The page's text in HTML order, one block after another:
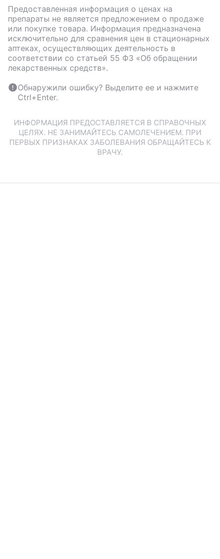
Предоставленная информация о ценах на
препараты не является предложением о продаже
или покупке товара. Информация предназначена
исключительно для сравнения цен в стационарных
аптеках, осуществляющих деятельность в
соответствии со статьей 55 ФЗ «Об обращении
лекарственных средств».
Обнаружили ошибку? Выделите ее и нажмите
Ctrl+Enter.
ИНФОРМАЦИЯ ПРЕДОСТАВЛЯЕТСЯ В СПРАВОЧНЫХ
ЦЕЛЯХ. НЕ ЗАНИМАЙТЕСЬ САМОЛЕЧЕНИЕМ. ПРИ
ПЕРВЫХ ПРИЗНАКАХ ЗАБОЛЕВАНИЯ ОБРАЩАЙТЕСЬ К
ВРАЧУ.